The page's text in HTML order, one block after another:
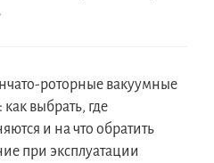
роторные вакуумные
как выбрать, где
и на что обратить
при эксплуатации